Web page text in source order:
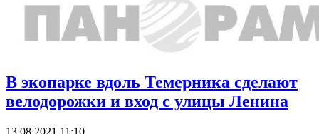
В экопарке вдоль Темерника сделают
велодорожки и вход с улицы Ленина
13.08.2021 11:10